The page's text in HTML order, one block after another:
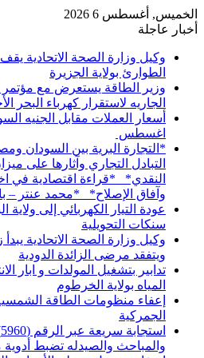
الخميس, أغسطس 6 2026
أخبار عاجلة
وكيل وزارة الصحة الاتحادية
الطوارئ بولاية الجزيرة
وزير الطاقة يستعرض مع
الجاريه لاستقرار كهرباء البحر
اغسطس
*التجارة البرية بين السودان
التبادل التجاري وآثارها على
النقدي* *قراءة اقتصادية في
وآفاق الإصلاح* *محمد عنتر –
عودة التيار الكهربائي إلى
سنكات التحويلية
وكيل وزارة الصحة الاتحادية يبدأ
ويتفقد مرضى الزائدة الدودية
تدابير بتشغيل المولدات و ابار
المياه بولاية الخرطوم
إعفاء منظومات الطاقة
الجمركية
والمباحث والصيدله تضبط أدوية